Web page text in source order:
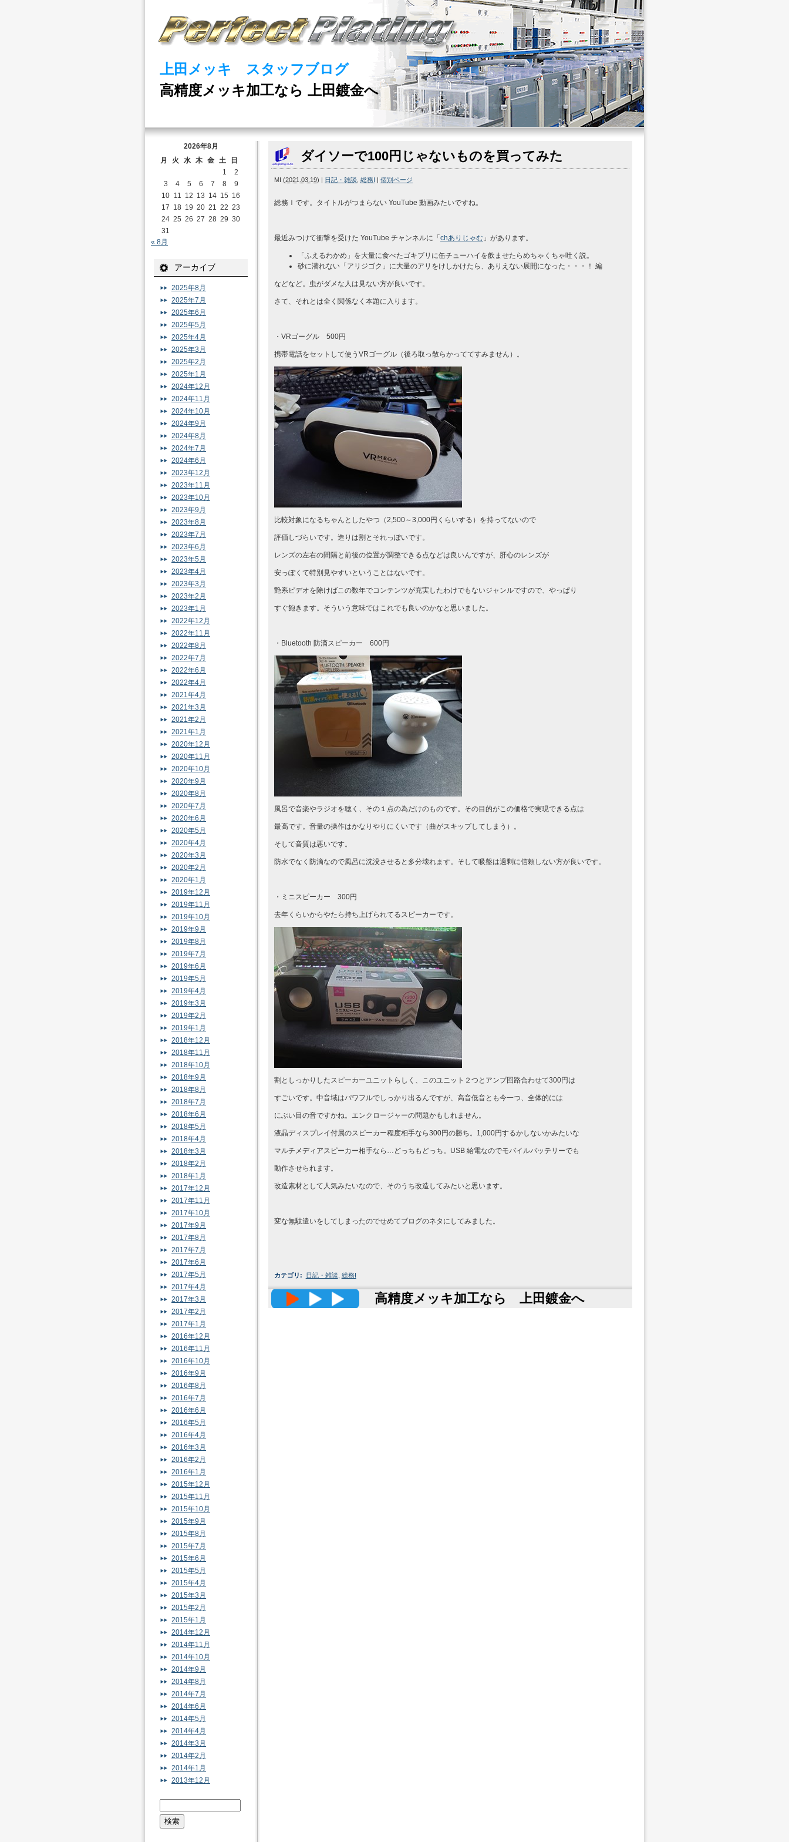
上田メッキ スタッフブログ
高精度メッキ加工なら 上田鍍金へ
ダイソーで100円じゃないものを買ってみた
MI (2021.03.19) | 日記・雑談 総務I | 個別ページ
総務Ｉです。タイトルがつまらない YouTube 動画みたいですね。
最近みつけて衝撃を受けた YouTube チャンネルに「 chありじゃむ 」があります。
「ふえるわかめ」を大量に食べたゴキブリに缶チューハイを飲ませたらめちゃくちゃ吐く説。
砂に潜れない「アリジゴク」に大量のアリをけしかけたら、ありえない展開になった・・・！ 編
などなど。虫がダメな人は見ない方が良いです。
さて、それとは全く関係なく本題に入ります。
・VRゴーグル 500円
携帯電話をセットして使うVRゴーグル（後ろ取っ散らかっててすみません）。
比較対象になるちゃんとしたやつ（2,500～3,000円くらいする）を持ってないので
評価しづらいです。造りは割とそれっぽいです。
レンズの左右の間隔と前後の位置が調整できる点などは良いんですが、肝心のレンズが
安っぽくて特別見やすいということはないです。
艶系ビデオを除けばこの数年でコンテンツが充実したわけでもないジャンルですので、やっぱり
すぐ飽きます。そういう意味ではこれでも良いのかなと思いました。
・Bluetooth 防滴スピーカー 600円
風呂で音楽やラジオを聴く、その１点の為だけのものです。その目的がこの価格で実現できる点は
最高です。音量の操作はかなりやりにくいです（曲がスキップしてしまう）。
そして音質は悪いです。
防水でなく防滴なので風呂に沈没させると多分壊れます。そして吸盤は過剰に信頼しない方が良いです。
・ミニスピーカー 300円
去年くらいからやたら持ち上げられてるスピーカーです。
割としっかりしたスピーカーユニットらしく、このユニット２つとアンプ回路合わせて300円は
すごいです。中音域はパワフルでしっかり出るんですが、高音低音とも今一つ、全体的には
にぶい目の音ですかね。エンクロージャーの問題かもしれません。
液晶ディスプレイ付属のスピーカー程度相手なら300円の勝ち。1,000円するかしないかみたいな
マルチメディアスピーカー相手なら…どっちもどっち。USB 給電なのでモバイルバッテリーでも
動作させられます。
改造素材として人気みたいなので、そのうち改造してみたいと思います。
変な無駄遣いをしてしまったのでせめてブログのネタにしてみました。
カテゴリ : 日記・雑談, 総務I
高精度メッキ加工なら 上田鍍金へ
2026年8月
月
火 水 木 金 土
日
1
2
3
4 5 6 7 8
9
10 11 12 13 14 15 16
17 18 19 20 21 22 23
24 25 26 27 28 29 30
31
« 8月
アーカイブ
2025年8月
2025年7月
2025年6月
2025年5月
2025年4月
2025年3月
2025年2月
2025年1月
2024年12月
2024年11月
2024年10月
2024年9月
2024年8月
2024年7月
2024年6月
2023年12月
2023年11月
2023年10月
2023年9月
2023年8月
2023年7月
2023年6月
2023年5月
2023年4月
2023年3月
2023年2月
2023年1月
2022年12月
2022年11月
2022年8月
2022年7月
2022年6月
2022年4月
2021年4月
2021年3月
2021年2月
2021年1月
2020年12月
2020年11月
2020年10月
2020年9月
2020年8月
2020年7月
2020年6月
2020年5月
2020年4月
2020年3月
2020年2月
2020年1月
2019年12月
2019年11月
2019年10月
2019年9月
2019年8月
2019年7月
2019年6月
2019年5月
2019年4月
2019年3月
2019年2月
2019年1月
2018年12月
2018年11月
2018年10月
2018年9月
2018年8月
2018年7月
2018年6月
2018年5月
2018年4月
2018年3月
2018年2月
2018年1月
2017年12月
2017年11月
2017年10月
2017年9月
2017年8月
2017年7月
2017年6月
2017年5月
2017年4月
2017年3月
2017年2月
2017年1月
2016年12月
2016年11月
2016年10月
2016年9月
2016年8月
2016年7月
2016年6月
2016年5月
2016年4月
2016年3月
2016年2月
2016年1月
2015年12月
2015年11月
2015年10月
2015年9月
2015年8月
2015年7月
2015年6月
2015年5月
2015年4月
2015年3月
2015年2月
2015年1月
2014年12月
2014年11月
2014年10月
2014年9月
2014年8月
2014年7月
2014年6月
2014年5月
2014年4月
2014年3月
2014年2月
2014年1月
2013年12月